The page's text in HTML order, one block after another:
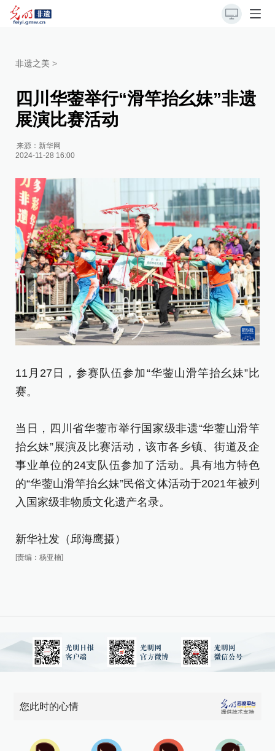
非遗之美 >
四川华蓥举行“滑竿抬幺妹”非遗
展演比赛活动
来源： 新华网
2024-11-28 16:00
11月27日，参赛队伍参加“华蓥山滑竿抬幺妹”比
赛。
当日，四川省华蓥市举行国家级非遗“华蓥山滑竿
抬幺妹”展演及比赛活动，该市各乡镇、街道及企
事业单位的24支队伍参加了活动。具有地方特色
的“华蓥山滑竿抬幺妹”民俗文体活动于2021年被列
入国家级非物质文化遗产名录。
新华社发（邱海鹰摄）
[责编：杨亚楠]
您此时的心情